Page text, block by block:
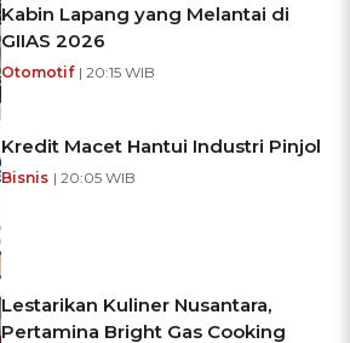
Kabin Lapang yang Melantai di
GIIAS 2026
Otomotif | 20:15 WIB
Kredit Macet Hantui Industri Pinjol
Bisnis | 20:05 WIB
Lestarikan Kuliner Nusantara,
Pertamina Bright Gas Cooking